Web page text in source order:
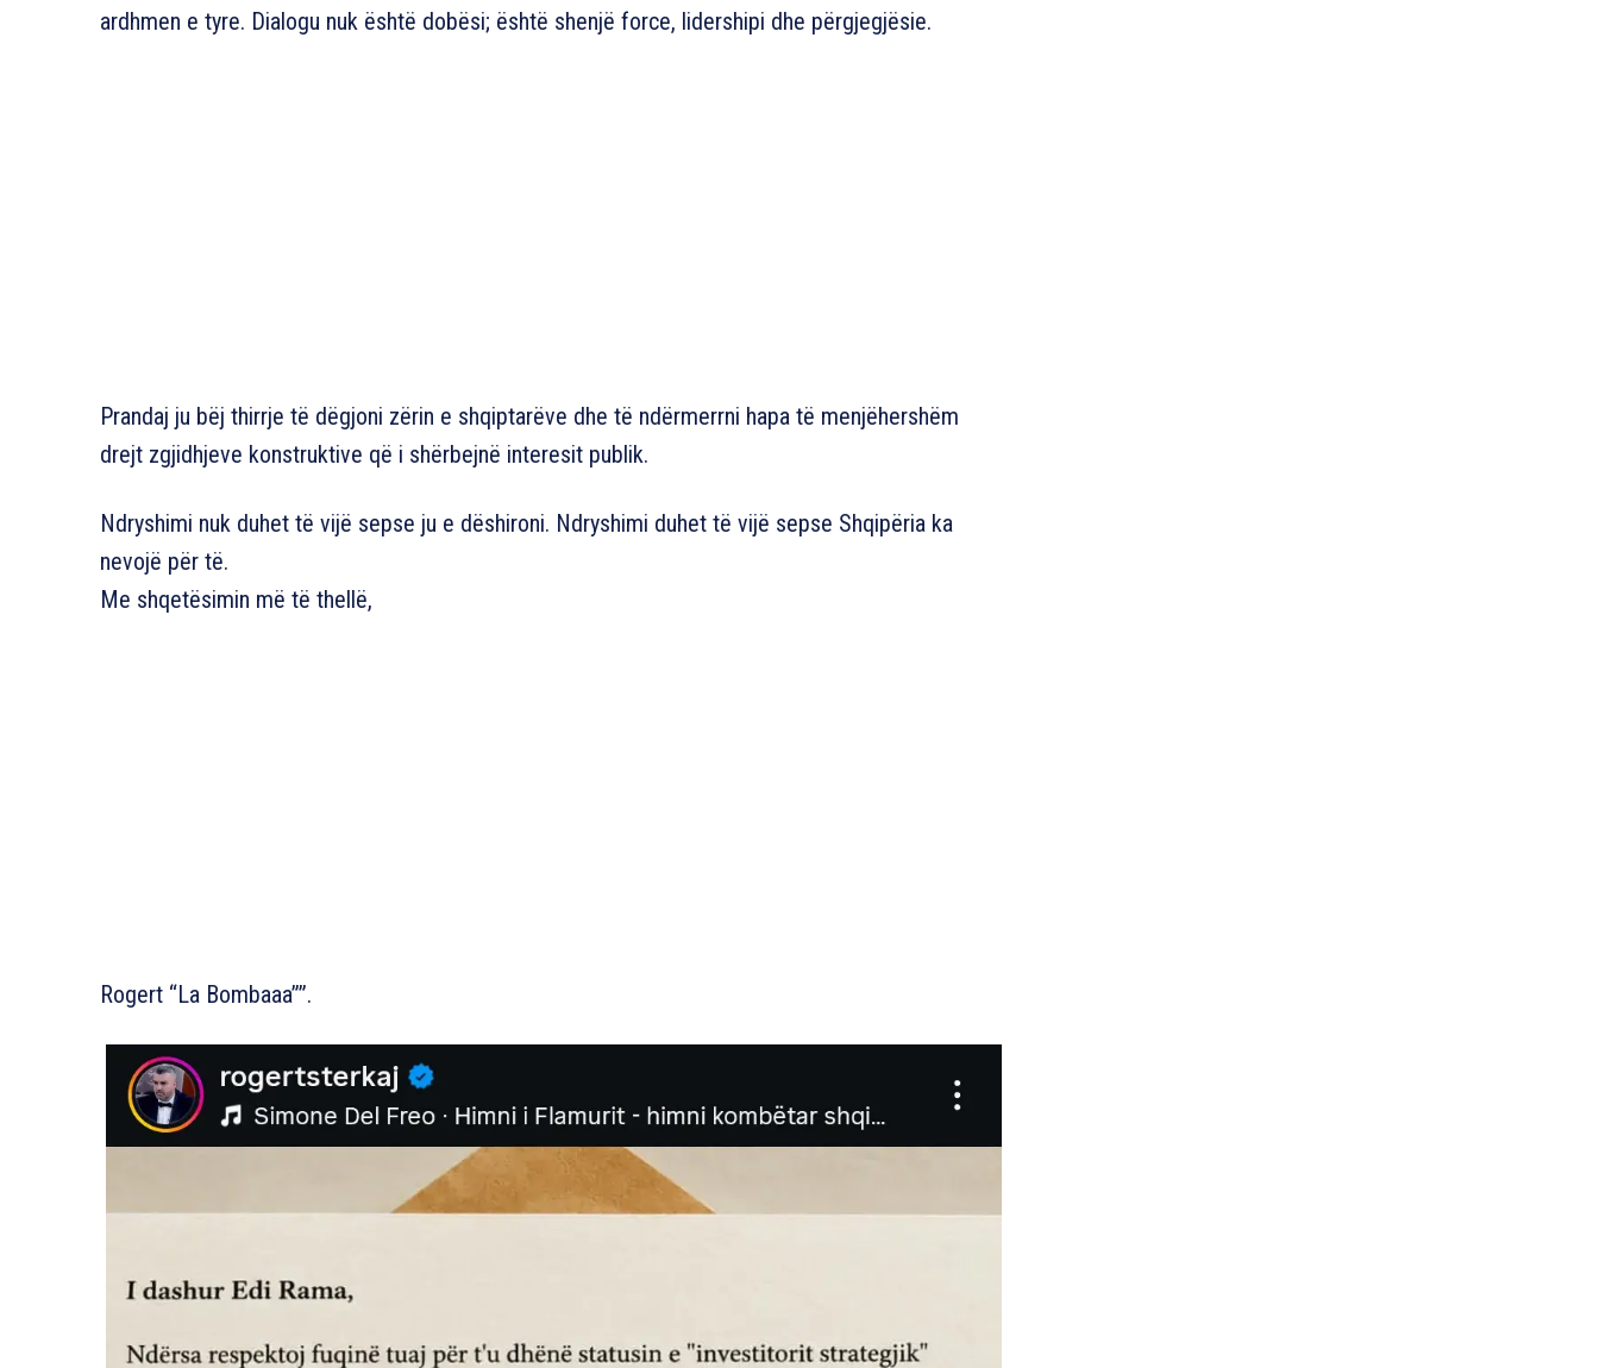
ardhmen e tyre. Dialogu nuk është dobësi; është shenjë force, lidershipi dhe përgjegjësie.
Prandaj ju bëj thirrje të dëgjoni zërin e shqiptarëve dhe të ndërmerrni hapa të menjëhershëm
drejt zgjidhjeve konstruktive që i shërbejnë interesit publik.
Ndryshimi nuk duhet të vijë sepse ju e dëshironi. Ndryshimi duhet të vijë sepse Shqipëria ka
nevojë për të.
Me shqetësimin më të thellë,
Rogert “La Bombaaa””.